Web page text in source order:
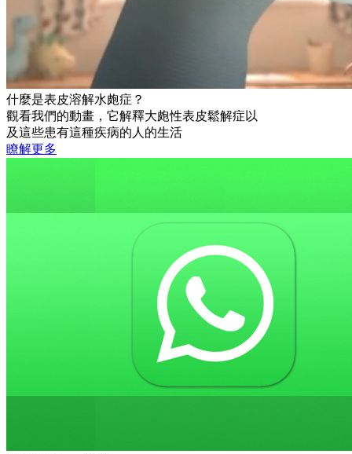
什麼是表皮溶解水皰症？
觀看我們的動畫，它解釋大皰性表皮鬆解症以
及這些患有這種疾病的人的生活
瞭解更多